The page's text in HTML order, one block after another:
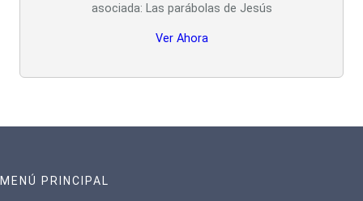
asociada: Las parábolas de Jesús
Ver Ahora
MENÚ PRINCIPAL